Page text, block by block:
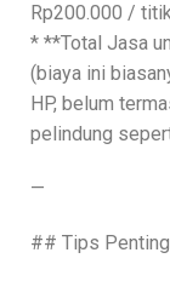
Rp200.000 / titik.
* **Total Jasa
(biaya ini
HP, belum
pelindung
—
## Tips